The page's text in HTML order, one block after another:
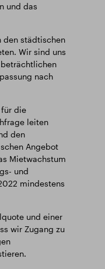
und das
den städtischen
Wir sind uns
nach
die
leiten
den
Angebot
Mietwachstum
und
mindestens
und einer
wir Zugang zu